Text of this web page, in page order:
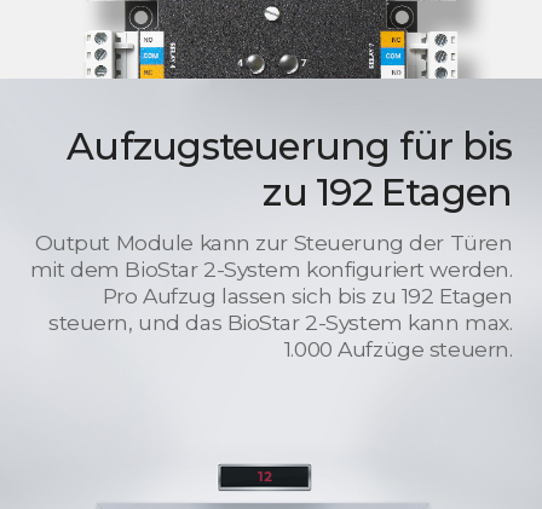
Aufzugsteuerung für bis
zu 192 Etagen
Output Module kann zur Steuerung der Türen
mit dem BioStar 2-System konfiguriert werden.
Pro Aufzug lassen sich bis zu 192 Etagen
steuern, und das BioStar 2-System kann max.
1.000 Aufzüge steuern.